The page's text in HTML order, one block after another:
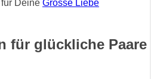
Deine Grosse Liebe
für glückliche Paare